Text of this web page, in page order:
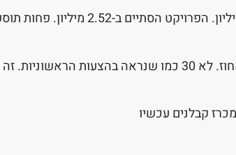
חברה גדולה הציעה שם 2.4 מיליון.
ההפרש הסופי? פחות מ-10 אחוז. לא 30 כמו שנראה
קבלנים עכשיו